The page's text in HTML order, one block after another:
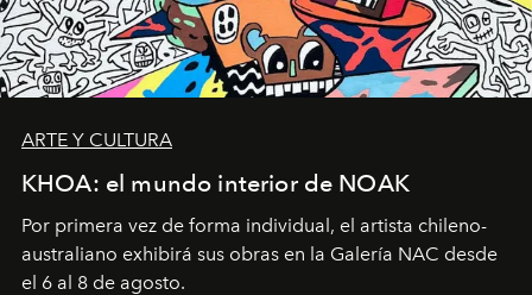
ARTE Y CULTURA
KHOA: el mundo interior de NOAK
Por primera vez de forma individual, el artista chileno-
australiano exhibirá sus obras en la Galería NAC desde
el 6 al 8 de agosto.